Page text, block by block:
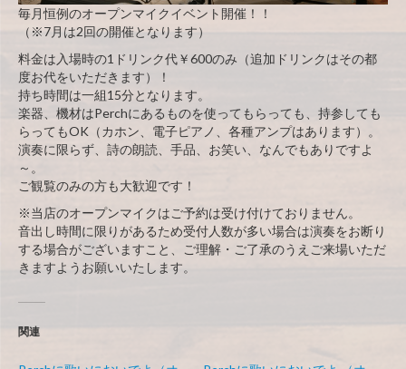
毎月恒例のオープンマイクイベント開催！！
（※7月は2回の開催となります）
料金は入場時の1ドリンク代￥600のみ（追加ドリンクはその都
度お代をいただきます）！
持ち時間は一組15分となります。
楽器、機材はPerchにあるものを使ってもらっても、持参しても
らってもOK（カホン、電子ピアノ、各種アンプはあります）。
演奏に限らず、詩の朗読、手品、お笑い、なんでもありですよ
～。
ご観覧のみの方も大歓迎です！
※当店のオープンマイクはご予約は受け付けておりません。
音出し時間に限りがあるため受付人数が多い場合は演奏をお断り
する場合がございますこと、ご理解・ご了承のうえご来場いただ
きますようお願いいたします。
関連